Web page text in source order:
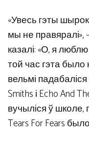
«Увесь гэты
мы не
казалі: «О, я
той час гэта было
вельмі падабаліся
Smiths і Echo And
вучыліся ў школе,
Tears For Fears